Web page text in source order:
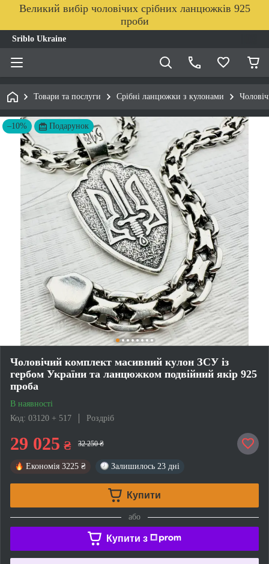
Великий вибір чоловічих срібних ланцюжків 925
проби
Sriblo Ukraine
Товари та послуги Срібні ланцюжки з кулонами
–10% Подарунок
Чоловічий комплект масивний кулон ЗСУ із
гербом України та ланцюжком подвійний якір 925
проба
В наявності
Код: 03120 + 517
Роздріб
29 025 ₴ 32 250 ₴
Економія 3225 ₴ Залишилось 23 дні
Купити
або
Купити з